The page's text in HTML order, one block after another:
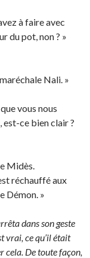
à faire avec
du pot, non ? »
Nali. »
vous nous
est-ce bien clair ?
Midès.
réchauffé aux
Démon. »
dans son geste
vrai, ce qu’il était
cela. De toute façon,